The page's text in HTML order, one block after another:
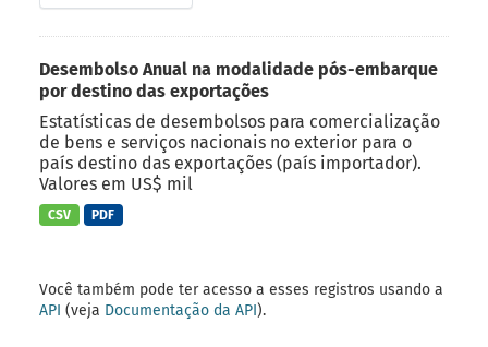
Desembolso Anual na modalidade pós-embarque
por destino das exportações
Estatísticas de desembolsos para comercialização
de bens e serviços nacionais no exterior para o
país destino das exportações (país importador).
Valores em US$ mil
CSV PDF
Você também pode ter acesso a esses registros usando a
API (veja Documentação da API).